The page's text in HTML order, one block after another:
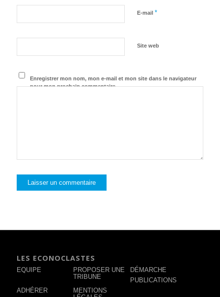
E-mail *
Site web
Enregistrer mon nom, mon e-mail et mon site dans le navigateur
pour mon prochain commentaire.
LES ECONOCLASTES
EQUIPE
PROPOSER UNE
TRIBUNE
DÉMARCHE
PUBLICATIONS
ADHÉRER
MENTIONS